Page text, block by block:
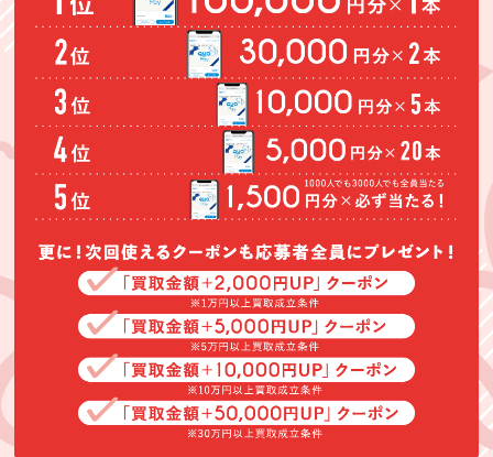
のが残念でした
が、ついでにバ
ッグやジュエリ
ーを査定してい
ただきました。
キャンペーン期
間だったので納
得のいく査定で
対応もスムーズ
(Googleのクチコミか
ら引用)
2026年06月28日
20:13
は良かったで
す。買い取り金
額は安かったが
それはしようが
ない。
(Googleのクチコミか
ら引用)
2026年06月25日
14:27
買取りして頂き
ました。また、
依頼したいと思
います。
(Googleのクチコミか
ら引用)
2026年06月24日
23:37
1
中村幸子
★★★★★
先日はタンスを
買取いただきあ
りがとうござい
ました。大型家
直美
★★★★★
アクセサリー、
時計、雑貨、大
量のＣＤなど不
要なものを買い
明松真弓
高萩様に買取り
して頂いて。良
かったです。楽
しく会話が出来